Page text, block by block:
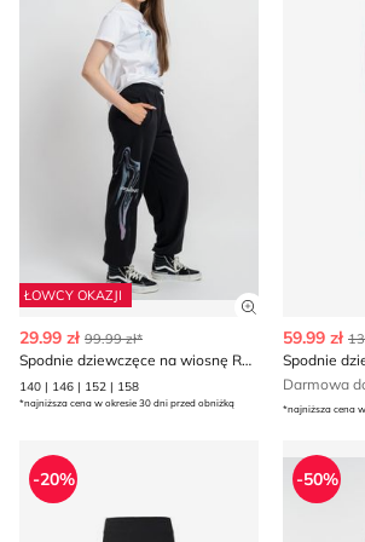
ŁOWCY OKAZJI
Zobacz
29.99 zł 99.99 zł*
Spodnie dziewczęce na wiosnę Reporter
140 | 146 | 152 | 158
*najniższa cena w okresie 30 dni przed obniżką
59.99 zł
Darmowa
*najniższa cena
Spodnie dziewczęce na wiosnę Puma
-20%
Spodnie
-50%